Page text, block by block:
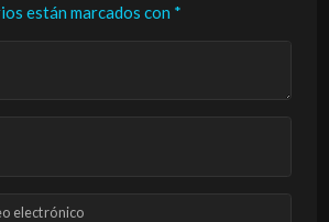
están marcados con *
electrónico